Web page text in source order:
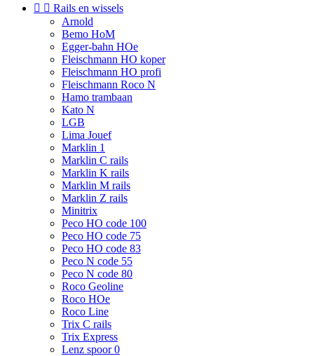
  Rails en wissels
Arnold
Bemo HoM
Egger-bahn HOe
Fleischmann HO koper
Fleischmann HO profi
Fleischmann Roco N
Hamo trambaan
Kato N
LGB
Lima Jouef
Marklin 1
Marklin C rails
Marklin K rails
Marklin M rails
Marklin Z rails
Minitrix
Peco HO code 100
Peco HO code 75
Peco HO code 83
Peco N code 55
Peco N code 80
Roco Geoline
Roco HOe
Roco Line
Trix C rails
Trix Express
Lenz spoor 0